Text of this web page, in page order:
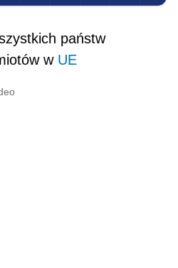
państw
w UE